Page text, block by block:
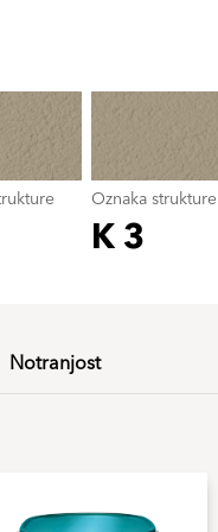
Oznaka strukture
K 3
Notranjost